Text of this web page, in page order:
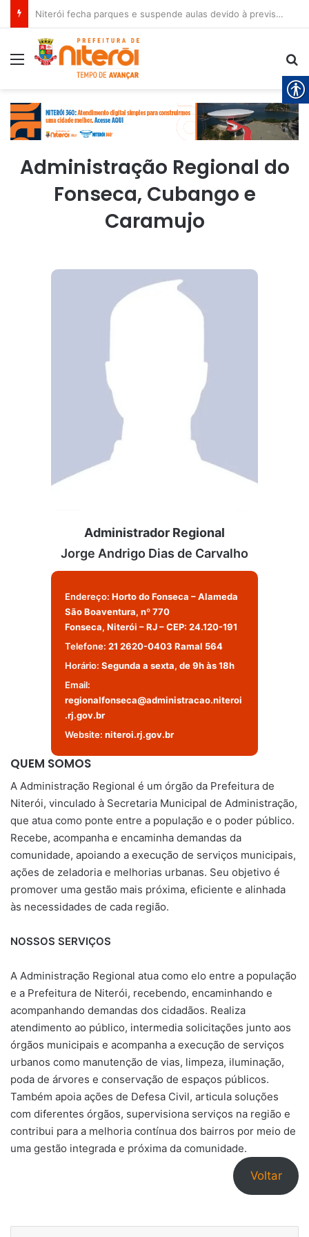
Niterói fecha parques e suspende aulas devido à previsão de ventos fortes
Menu
Administração Regional do
Fonseca, Cubango e
Caramujo
Administrador Regional
Jorge Andrigo Dias de Carvalho
Endereço: Horto do Fonseca – Alameda
São Boaventura, nº 770
Fonseca, Niterói – RJ – CEP: 24.120-191
Telefone: 21 2620-0403 Ramal 564
Horário: Segunda a sexta, de 9h às 18h
Email:
regionalfonseca@administracao.niteroi
.rj.gov.br
Website: niteroi.rj.gov.br
QUEM SOMOS
A Administração Regional é um órgão da Prefeitura de
Niterói, vinculado à Secretaria Municipal de Administração,
que atua como ponte entre a população e o poder público.
Recebe, acompanha e encaminha demandas da
comunidade, apoiando a execução de serviços municipais,
ações de zeladoria e melhorias urbanas. Seu objetivo é
promover uma gestão mais próxima, eficiente e alinhada
às necessidades de cada região.
NOSSOS SERVIÇOS
A Administração Regional atua como elo entre a população
e a Prefeitura de Niterói, recebendo, encaminhando e
acompanhando demandas dos cidadãos. Realiza
atendimento ao público, intermedia solicitações junto aos
órgãos municipais e acompanha a execução de serviços
urbanos como manutenção de vias, limpeza, iluminação,
poda de árvores e conservação de espaços públicos.
Também apoia ações de Defesa Civil, articula soluções
com diferentes órgãos, supervisiona serviços na região e
contribui para a melhoria contínua dos bairros por meio de
uma gestão integrada e próxima da comunidade.
Voltar